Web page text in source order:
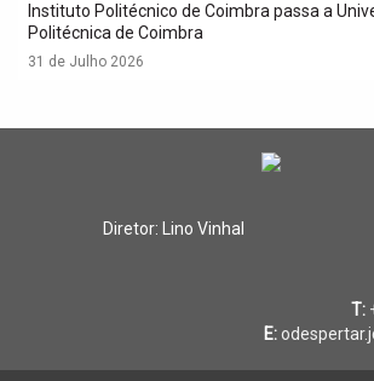
Instituto Politécnico de Coimbra passa a
Politécnica de Coimbra
31 de Julho 2026
Diretor: Lino Vinhal
T:
E: